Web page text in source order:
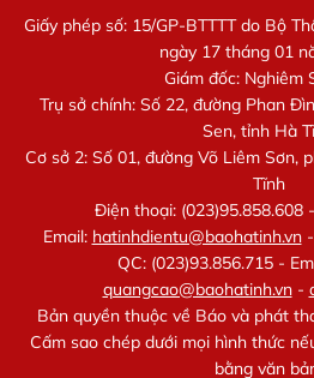
Giấy phép số: 15/GP-BTTTT do Bộ
ngày 17 tháng 01
Giám đốc: Nghiêm
Trụ sở chính: Số 22, đường Phan
Sen, tỉnh Hà
Cơ sở 2: Số 01, đường Võ Liêm Sơn,
Tĩnh
Điện thoại: (023)95.858.608
Email: hatinhdientu@baohatinh.vn-
QC: (023)93.856.715 -
quangcao@baohatinh.vn-
Bản quyền thuộc về Báo và phát
Cấm sao chép dưới mọi hình thức
bằng văn